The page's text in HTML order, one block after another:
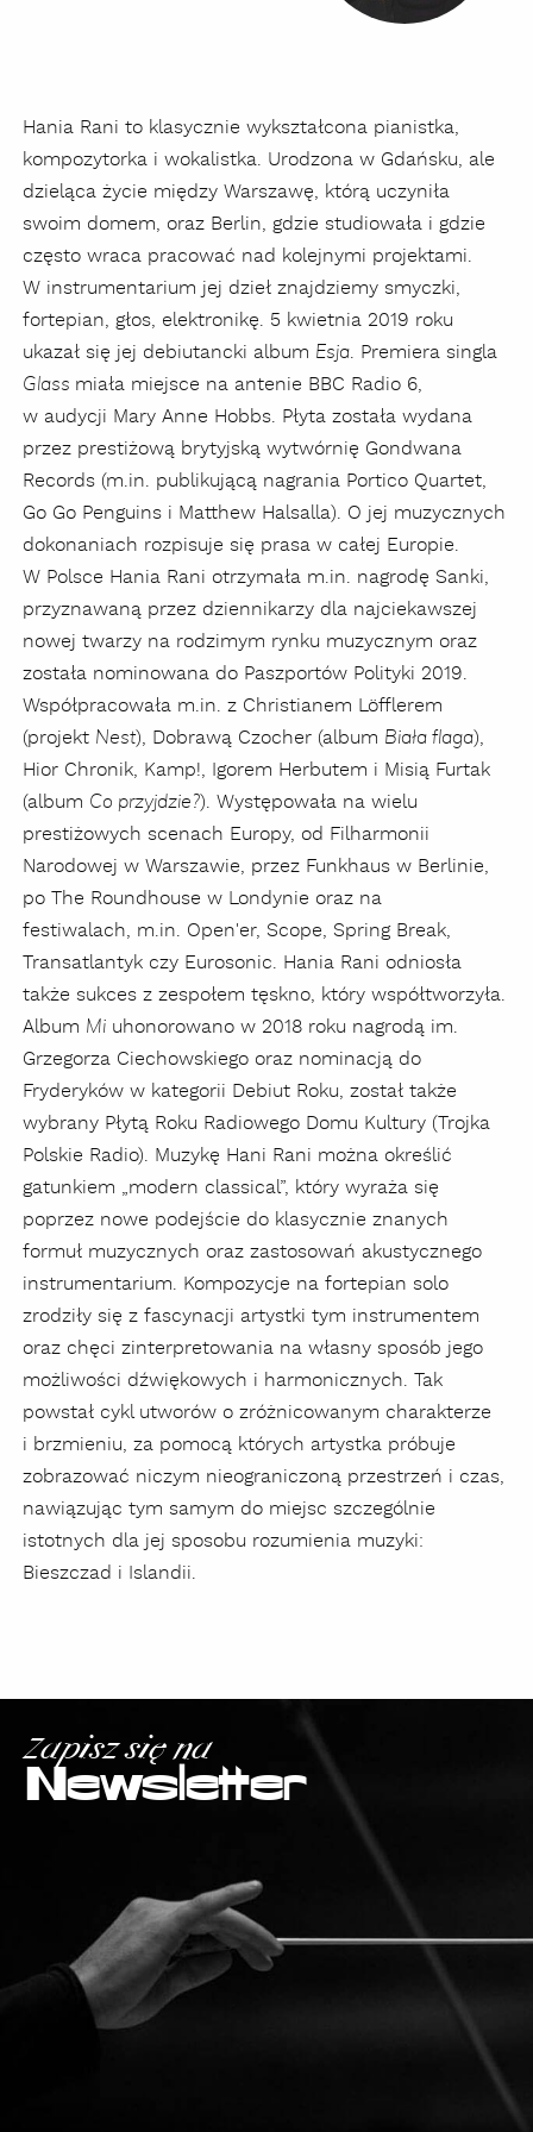
Hania Rani to klasycznie wykształcona pianistka,
kompozytorka i wokalistka. Urodzona w Gdańsku, ale
dzieląca życie między Warszawę, którą uczyniła
swoim domem, oraz Berlin, gdzie studiowała i gdzie
często wraca pracować nad kolejnymi projektami.
W instrumentarium jej dzieł znajdziemy smyczki,
fortepian, głos, elektronikę. 5 kwietnia 2019 roku
ukazał się jej debiutancki album Esja. Premiera singla
Glass miała miejsce na antenie BBC Radio 6,
w audycji Mary Anne Hobbs. Płyta została wydana
przez prestiżową brytyjską wytwórnię Gondwana
Records (m.in. publikującą nagrania Portico Quartet,
Go Go Penguins i Matthew Halsalla). O jej muzycznych
dokonaniach rozpisuje się prasa w całej Europie.
W Polsce Hania Rani otrzymała m.in. nagrodę Sanki,
przyznawaną przez dziennikarzy dla najciekawszej
nowej twarzy na rodzimym rynku muzycznym oraz
została nominowana do Paszportów Polityki 2019.
Współpracowała m.in. z Christianem Löfflerem
(projekt Nest), Dobrawą Czocher (album Biała flaga),
Hior Chronik, Kamp!, Igorem Herbutem i Misią Furtak
(album Co przyjdzie?). Występowała na wielu
prestiżowych scenach Europy, od Filharmonii
Narodowej w Warszawie, przez Funkhaus w Berlinie,
po The Roundhouse w Londynie oraz na
festiwalach, m.in. Open'er, Scope, Spring Break,
Transatlantyk czy Eurosonic. Hania Rani odniosła
także sukces z zespołem tęskno, który współtworzyła.
Album Mi uhonorowano w 2018 roku nagrodą im.
Grzegorza Ciechowskiego oraz nominacją do
Fryderyków w kategorii Debiut Roku, został także
wybrany Płytą Roku Radiowego Domu Kultury (Trojka
Polskie Radio). Muzykę Hani Rani można określić
gatunkiem „modern classical”, który wyraża się
poprzez nowe podejście do klasycznie znanych
formuł muzycznych oraz zastosowań akustycznego
instrumentarium. Kompozycje na fortepian solo
zrodziły się z fascynacji artystki tym instrumentem
oraz chęci zinterpretowania na własny sposób jego
możliwości dźwiękowych i harmonicznych. Tak
powstał cykl utworów o zróżnicowanym charakterze
i brzmieniu, za pomocą których artystka próbuje
zobrazować niczym nieograniczoną przestrzeń i czas,
nawiązując tym samym do miejsc szczególnie
istotnych dla jej sposobu rozumienia muzyki:
Bieszczad i Islandii.
Zapisz się na
Newsletter